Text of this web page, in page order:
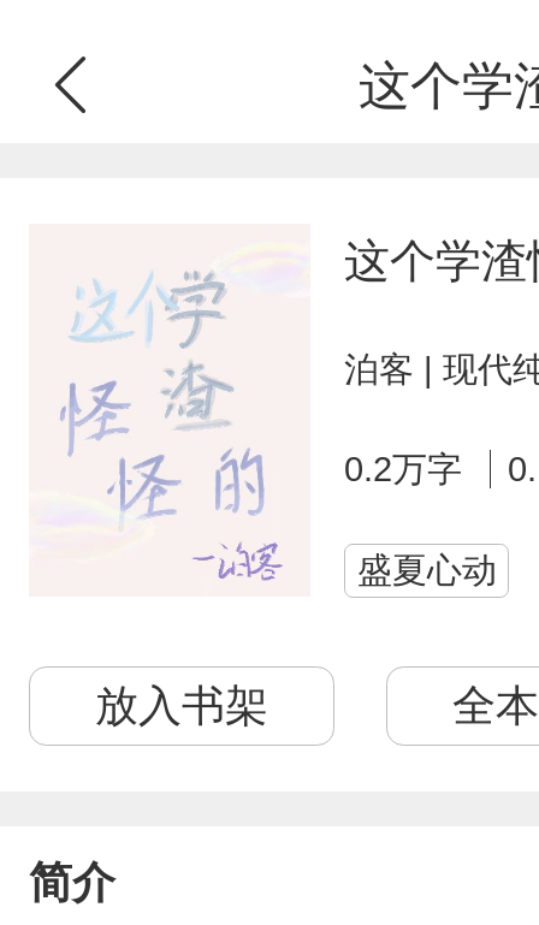
这个学
这个学
泊客 | 现代
0.2万字
盛夏心动
放入书架 全
简介